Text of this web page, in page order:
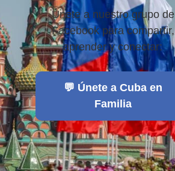
Únete a nuestro grupo de
Facebook para compartir,
aprender y conectar:
💬 Únete a Cuba en
Familia